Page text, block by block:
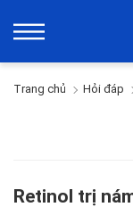
Trang chủ Hỏi đáp
Retinol trị